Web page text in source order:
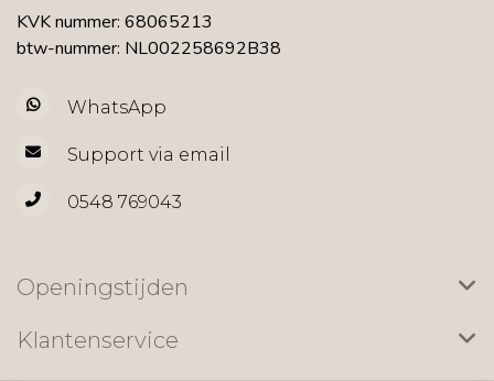
KVK nummer: 68065213
btw-nummer: NL002258692B38
WhatsApp
Support via email
0548 769043
Openingstijden
Klantenservice